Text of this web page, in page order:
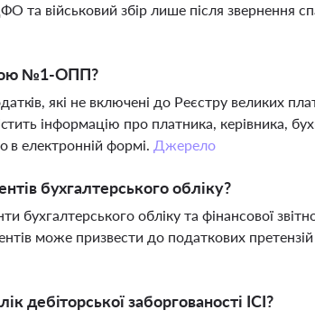
військовий збір лише після звернення
№1-ОПП?
які не включені до Реєстру великих
інформацію про платника, керівника,
в електронній формі. Джерело
бухгалтерського обліку?
бухгалтерського обліку та фінансової
може призвести до податкових
заборгованості ІСІ?